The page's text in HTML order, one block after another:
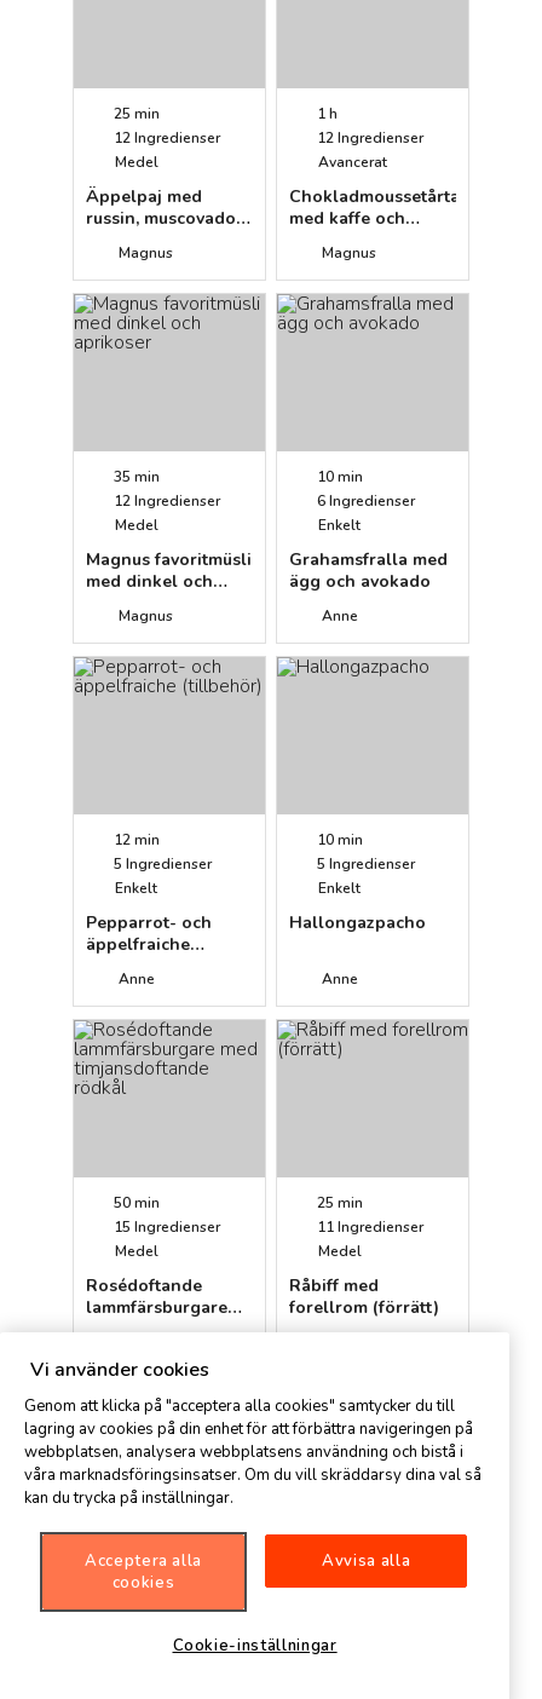
25 min
12Ingredienser
Medel
Äppelpaj med
russin, muscovado
Magnus
1 h
12Ingredienser
Avancerat
Chokladmoussetårta
med kaffe och
Magnus
35 min
12Ingredienser
Medel
Magnus favoritmüsli
med dinkel och
Magnus
10 min
6Ingredienser
Enkelt
Grahamsfralla med
ägg och avokado
Anne
12 min
5 Ingredienser
Enkelt
Pepparrot- och
äppelfraiche
Anne
10 min
5 Ingredienser
Enkelt
Hallongazpacho
Anne
50 min
15 Ingredienser
Medel
Rosédoftande
lammfärsburgare
med
rödkål
25 min
11Ingredienser
Medel
Råbiff med
forellrom (förrätt)
20 min
7Ingredienser
Medel
Club sandwich på
15 min
5Ingredienser
Fruktsallad med
Vi använder cookies
Genom att klicka på "acceptera alla cookies" samtycker du till
lagring av cookies på din enhet för att förbättra navigeringen på
webbplatsen, analysera webbplatsens användning och bistå i
våra marknadsföringsinsatser. Om du vill skräddarsy dina val så
kan du trycka på inställningar.
Acceptera alla
cookies
Avvisa alla
Cookie-inställningar